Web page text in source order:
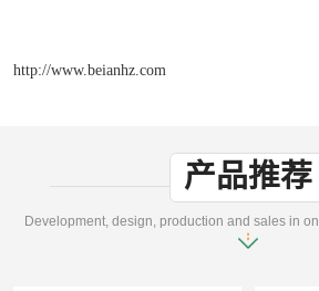
http://www.beianhz.com
产品推荐